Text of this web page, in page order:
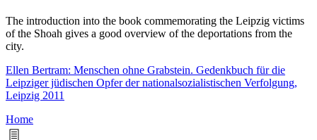
The introduction into the book commemorating the Leipzig victims
of the Shoah gives a good overview of the deportations from the
city.
Ellen Bertram: Menschen ohne Grabstein. Gedenkbuch für die
Leipziger jüdischen Opfer der nationalsozialistischen Verfolgung,
Leipzig 2011
Home